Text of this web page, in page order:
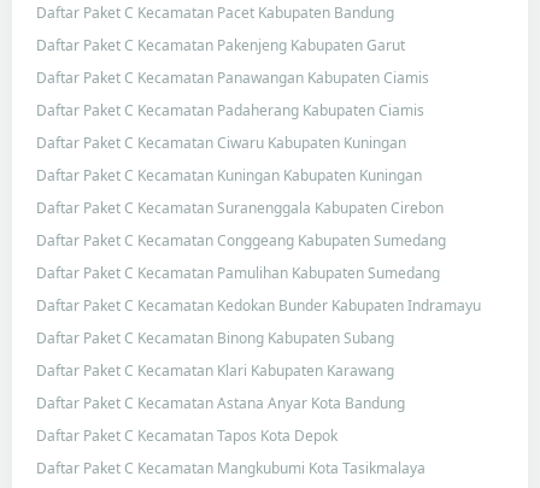
Daftar Paket C Kecamatan Pacet Kabupaten Bandung
Daftar Paket C Kecamatan Pakenjeng Kabupaten Garut
Daftar Paket C Kecamatan Panawangan Kabupaten Ciamis
Daftar Paket C Kecamatan Padaherang Kabupaten Ciamis
Daftar Paket C Kecamatan Ciwaru Kabupaten Kuningan
Daftar Paket C Kecamatan Kuningan Kabupaten Kuningan
Daftar Paket C Kecamatan Suranenggala Kabupaten Cirebon
Daftar Paket C Kecamatan Conggeang Kabupaten Sumedang
Daftar Paket C Kecamatan Pamulihan Kabupaten Sumedang
Daftar Paket C Kecamatan Kedokan Bunder Kabupaten Indramayu
Daftar Paket C Kecamatan Binong Kabupaten Subang
Daftar Paket C Kecamatan Klari Kabupaten Karawang
Daftar Paket C Kecamatan Astana Anyar Kota Bandung
Daftar Paket C Kecamatan Tapos Kota Depok
Daftar Paket C Kecamatan Mangkubumi Kota Tasikmalaya